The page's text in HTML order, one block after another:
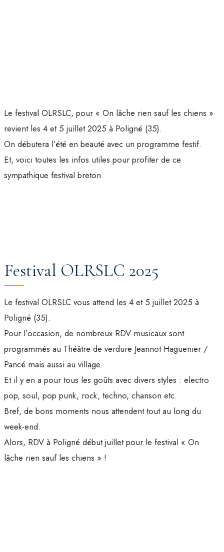
Le festival OLRSLC, pour « On lâche rien sauf les chiens »
revient les 4 et 5 juillet 2025 à Poligné (35).
On débutera l’été en beauté avec un programme festif.
Et, voici toutes les infos utiles pour profiter de ce
sympathique festival breton.
Festival OLRSLC 2025
Le festival OLRSLC vous attend les 4 et 5 juillet 2025 à
Poligné (35).
Pour l’occasion, de nombreux RDV musicaux sont
programmés au Théâtre de verdure Jeannot Haguenier /
Pancé mais aussi au village.
Et il y en a pour tous les goûts avec divers styles : electro
pop, soul, pop punk, rock, techno, chanson etc.
Bref, de bons moments nous attendent tout au long du
week-end.
Alors, RDV à Poligné début juillet pour le festival « On
lâche rien sauf les chiens » !